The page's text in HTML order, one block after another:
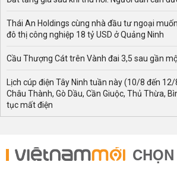
Thái An Holdings cùng nhà đầu tư ngoại
đô thị công nghiệp 18 tỷ USD ở Quảng Ninh
Cầu Thượng Cát trên Vành đai 3,5 sau gần
Lịch cúp điện Tây Ninh tuần này (10/8 đến
Châu Thành, Gò Dầu, Cần Giuộc, Thủ Thừa,
tục mất điện
CHỌN